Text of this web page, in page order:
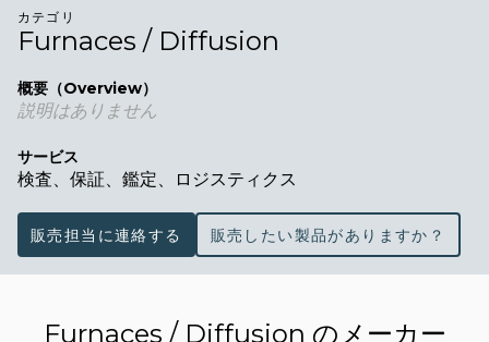
カテゴリ
Furnaces / Diffusion
概要（Overview）
説明はありません
サービス
検査、保証、鑑定、ロジスティクス
販売担当に連絡する 販売したい製品がありますか？
Furnaces / Diffusion のメーカー